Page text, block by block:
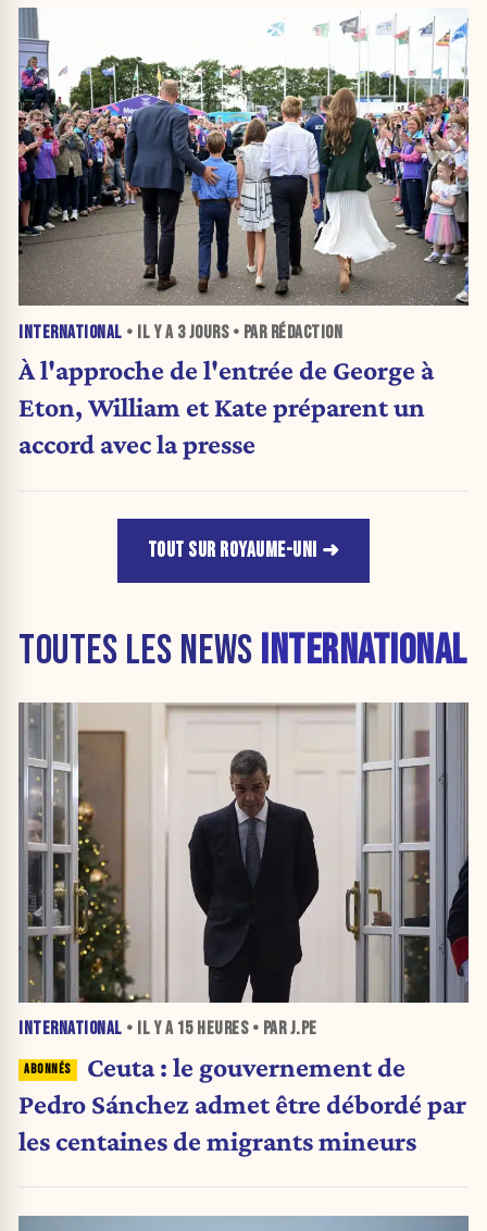
INTERNATIONAL • IL Y A 3 JOURS• PAR RÉDACTION
À l'approche de l'entrée de George à
Eton, William et Kate préparent un
accord avec la presse
TOUT SUR ROYAUME-UNI
TOUTES LES NEWS INTERNATIONAL
INTERNATIONAL • IL Y A 15 HEURES• PAR J.PE
Ceuta : le gouvernement de
Pedro Sánchez admet être débordé par
les centaines de migrants mineurs